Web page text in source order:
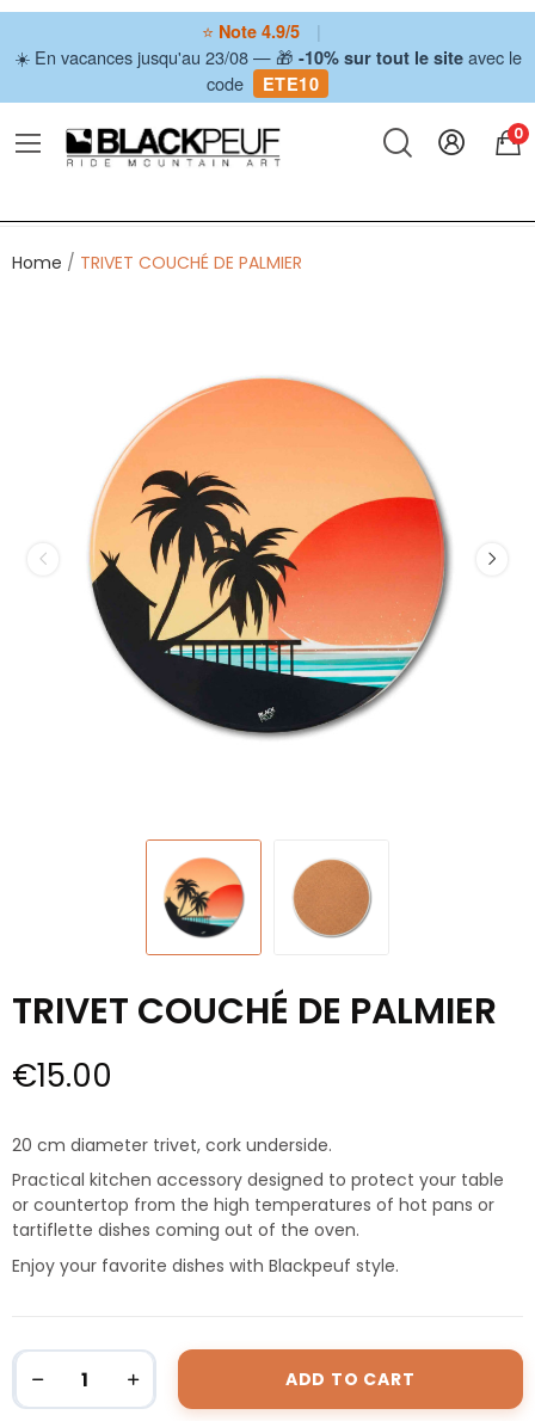
⭐ Note 4.9/5
|
☀️ En vacances jusqu'au 23/08 — 🎁 -10% sur tout le siteavec le
code
ETE10
0
Home TRIVET COUCHÉ DE PALMIER
TRIVET COUCHÉ DE PALMIER
€15.00
20 cm diameter trivet, cork underside.
Practical kitchen accessory designed to protect your table
or countertop from the high temperatures of hot pans or
tartiflette dishes coming out of the oven.
Enjoy your favorite dishes with Blackpeuf style.
ADD TO CART